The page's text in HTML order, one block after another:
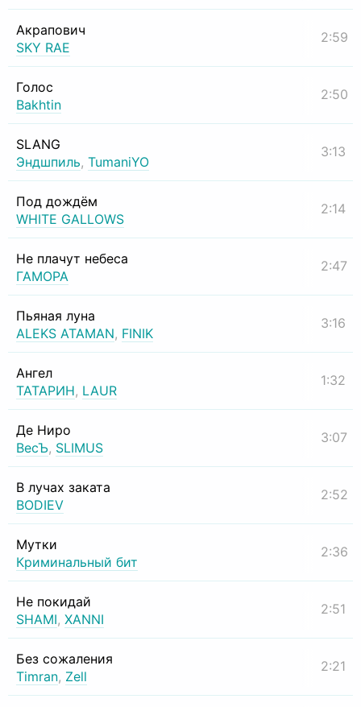
Акрапович
SKY RAE
2:59
Голос
Bakhtin
2:50
SLANG
Эндшпиль, TumaniYO
3:13
Под дождём
WHITE GALLOWS
2:14
Не плачут небеса
ГАМОРА
2:47
Пьяная луна
ALEKS ATAMAN, FINIK
3:16
Ангел
ТАТАРИН, LAUR
1:32
Де Ниро
ВесЪ, SLIMUS
3:07
В лучах заката
BODIEV
2:52
Мутки
Криминальный бит
2:36
Не покидай
SHAMI, XANNI
2:51
Без сожаления
Timran, Zell
2:21